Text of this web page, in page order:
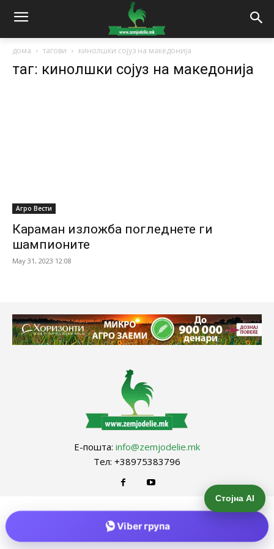
дома тагови кинолшки сојуз на македонија
таг: кинолшки сојуз на македонија
Агро Вести
Караман изложба погледнете ги
шампионите
May 31, 2023 12:08
Е-пошта: info@zemjodelie.mk
Тел: +38975383796
Стојна AI
Viber група